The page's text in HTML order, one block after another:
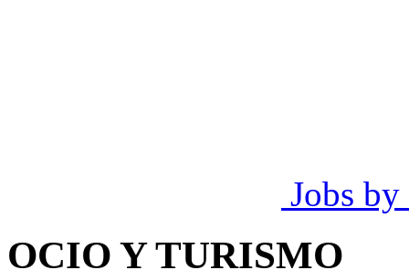
Jobs by
OCIO Y TURISMO